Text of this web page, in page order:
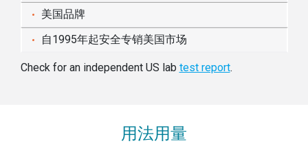
美国品牌
自1995年起安全专销美国市场
Check for an independent US lab test report.
用法用量